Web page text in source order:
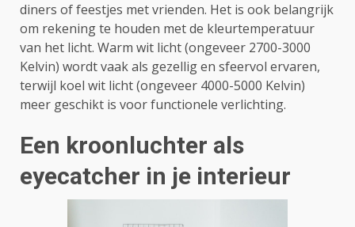
diners of feestjes met vrienden. Het is ook belangrijk
om rekening te houden met de kleurtemperatuur
van het licht. Warm wit licht (ongeveer 2700-3000
Kelvin) wordt vaak als gezellig en sfeervol ervaren,
terwijl koel wit licht (ongeveer 4000-5000 Kelvin)
meer geschikt is voor functionele verlichting.
Een kroonluchter als
eyecatcher in je interieur